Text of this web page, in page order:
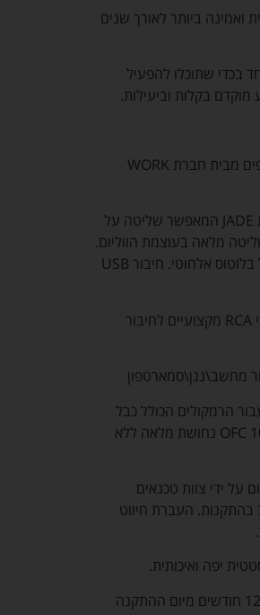
ואמינה ביותר לאורך שנים
בכדי שתוכלו להפעיל
בקלות וביעילות.
8 רמקולים איכותיים ויפים מבית חברת WORK
מגבר איכותי של חברת JADE המאפשר שליטה על
שליטה מלאה בעוצמת הווליום.
שלל סוגי חיבורים כולל בלוטוס אלחוטי. חיבור USB
כל הכבלים כולל מחברי RCA מקצועיים לחיבור
הרמקולים הכולל כבל
רמקול בעובי 1.5 OFC 100% נחושת מלאה ללא
על ידי צוות טכנאים
בהתקנות. העברת חיווט
יפה ואיכותית.